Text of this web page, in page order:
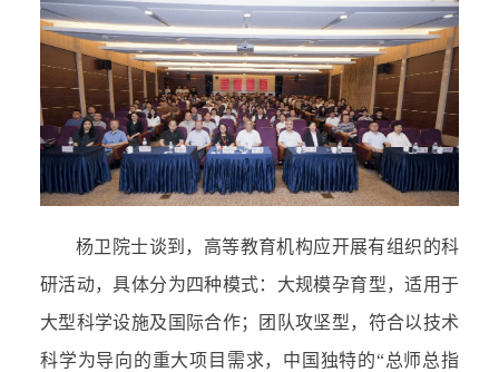
杨卫院士谈到，高等教育机构应开展有组织的科
研活动，具体分为四种模式：大规模孕育型，适用于
大型科学设施及国际合作；团队攻坚型，符合以技术
科学为导向的重大项目需求，中国独特的“总师总指